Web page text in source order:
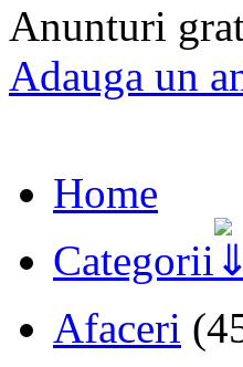
Anunturi
Adauga un
Home
Categorii
Afaceri